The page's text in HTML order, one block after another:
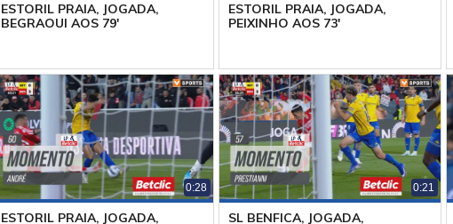
ESTORIL PRAIA, JOGADA,
BEGRAOUI AOS 79'
ESTORIL PRAIA, JOGADA,
PEIXINHO AOS 73'
0:28
ESTORIL PRAIA, JOGADA,
0:21
SL BENFICA, JOGADA,